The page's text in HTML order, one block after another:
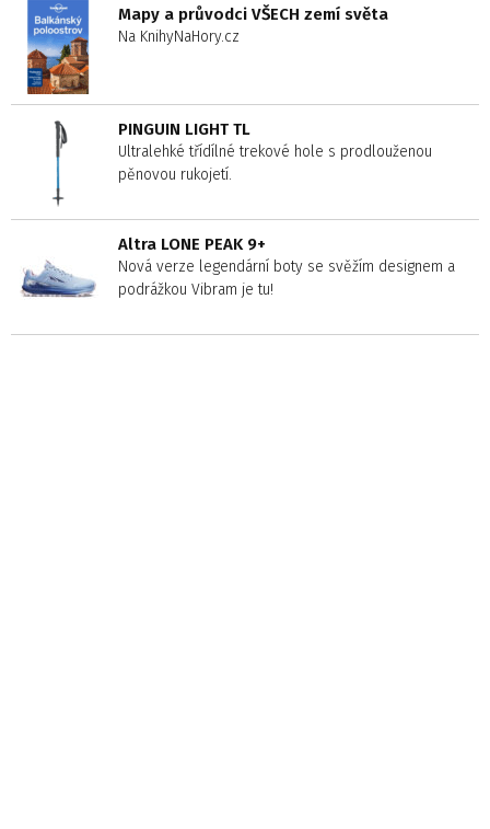
Mapy a průvodci VŠECH zemí světa
Na KnihyNaHory.cz
PINGUIN LIGHT TL
Ultralehké třídílné trekové hole s prodlouženou
pěnovou rukojetí.
Altra LONE PEAK 9+
Nová verze legendární boty se svěžím designem a
podrážkou Vibram je tu!